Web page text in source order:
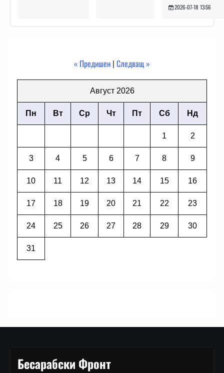
2026-07-18 13:56
« Предишен | Следващ »
Август 2026
Пн Вт Ср Чт Пт Сб Нд
1 2
3 4 5 6 7 8 9
10 11 12 13 14 15 16
17 18 19 20 21 22 23
24 25 26 27 28 29 30
31
Бесарабски Фронт